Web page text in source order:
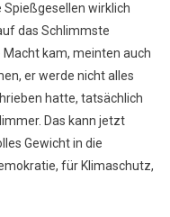
wirklich
das Schlimmste
kam, meinten auch
er werde nicht alles
hatte, tatsächlich
Das kann jetzt
Gewicht in die
für Klimaschutz,